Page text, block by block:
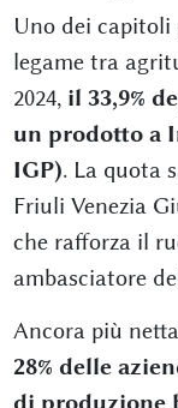
Uno dei
legame tra
2024, il 33,9%
un prodotto a
IGP). La quota
Friuli Venezia
che rafforza il
ambasciatore
Ancora più
28% delle
di produzione